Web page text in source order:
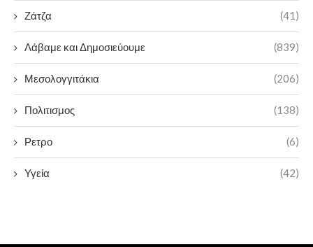
Ζάτζα (41)
Λάβαμε και Δημοσιεύουμε (839)
Μεσολογγιτάκια (206)
Πολιτισμος (138)
Ρετρο (6)
Υγεία (42)